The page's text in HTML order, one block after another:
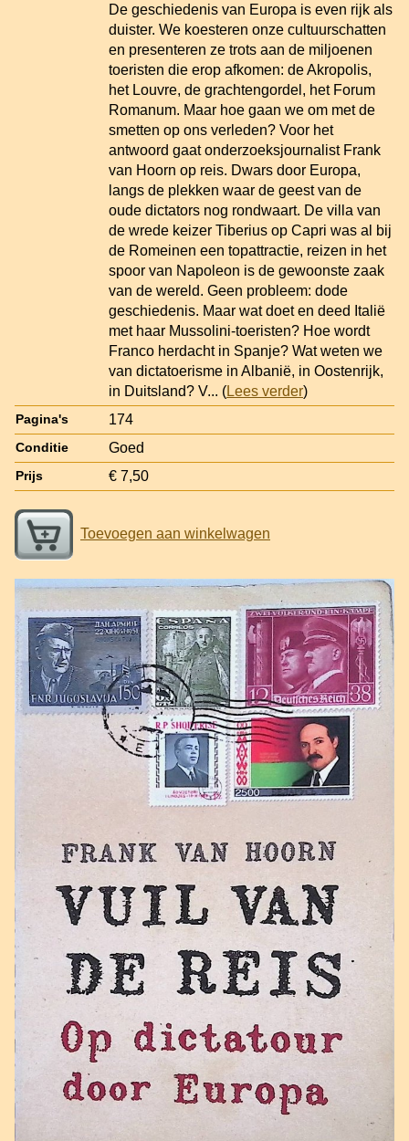
De geschiedenis van Europa is even rijk als
duister. We koesteren onze cultuurschatten
en presenteren ze trots aan de miljoenen
toeristen die erop afkomen: de Akropolis,
het Louvre, de grachtengordel, het Forum
Romanum. Maar hoe gaan we om met de
smetten op ons verleden? Voor het
antwoord gaat onderzoeksjournalist Frank
van Hoorn op reis. Dwars door Europa,
langs de plekken waar de geest van de
oude dictators nog rondwaart. De villa van
de wrede keizer Tiberius op Capri was al bij
de Romeinen een topattractie, reizen in het
spoor van Napoleon is de gewoonste zaak
van de wereld. Geen probleem: dode
geschiedenis. Maar wat doet en deed Italië
met haar Mussolini-toeristen? Hoe wordt
Franco herdacht in Spanje? Wat weten we
van dictatoerisme in Albanië, in Oostenrijk,
in Duitsland? V... (Lees verder)
Pagina's 174
Conditie Goed
Prijs € 7,50
Toevoegen aan winkelwagen